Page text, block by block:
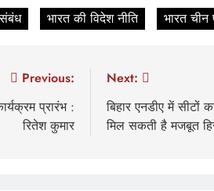
भारत की विदेश नीति भारत चीन
Previous:
प्रारंभ :
रितेश कुमार
Next:
बिहार एनडीए में सीटों
मिल सकती है मजबूत